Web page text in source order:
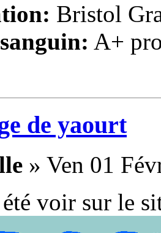
Bristol
A+
de yaourt
» Ven 01
voir sur le